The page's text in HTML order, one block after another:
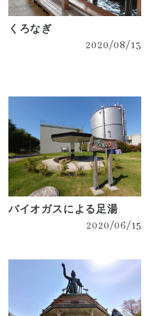
くろなぎ
2020/08/13
バイオガスによる足湯
2020/06/15